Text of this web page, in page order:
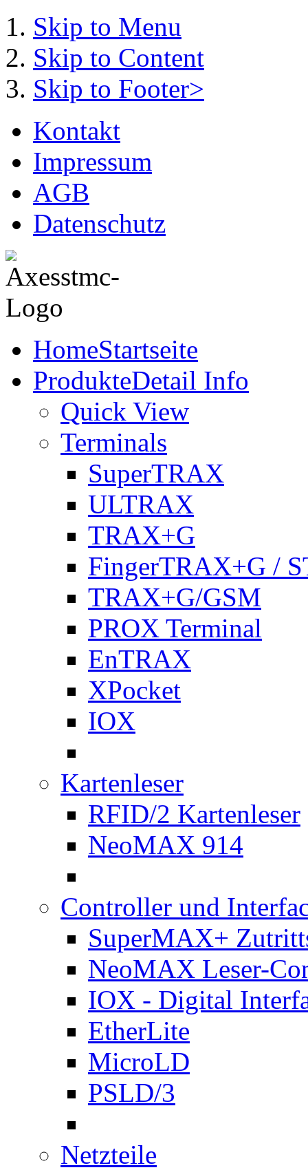
Skip to Menu
Skip to Content
Skip to Footer>
Kontakt
Impressum
AGB
Datenschutz
HomeStartseite
ProdukteDetail Info
Quick View
Terminals
SuperTRAX
ULTRAX
TRAX+G
FingerTRAX+G /
TRAX+G/GSM
PROX Terminal
EnTRAX
XPocket
IOX
Kartenleser
RFID/2 Kartenleser
NeoMAX 914
Controller und
SuperMAX+
NeoMAX Leser-
IOX - Digital
EtherLite
MicroLD
PSLD/3
Netzteile